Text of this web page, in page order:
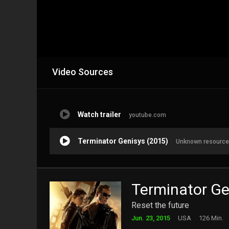
Video Sources
Watch trailer youtube.com
Terminator Genisys (2015) Unknown resource
Terminator
Reset the future
Jun. 23, 2015 USA 126 Min.